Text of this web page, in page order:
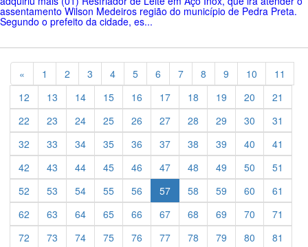
assentamento Wilson Medeiros região do município de Pedra Preta.
Segundo o prefeito da cidade, es...
« Previous
1 2 3 4 5 6 7 8 9 10
11
12
13 14 15 16 17 18 19 20
21
22
23 24 25 26 27 28 29 30
31
32
33 34 35 36 37 38 39 40
41
42
43 44 45 46 47 48 49 50
51
52
53 54 55 56 57 58 59 60
61
62
63 64 65 66 67 68 69 70
71
72
73 74 75 76 77 78 79 80 81